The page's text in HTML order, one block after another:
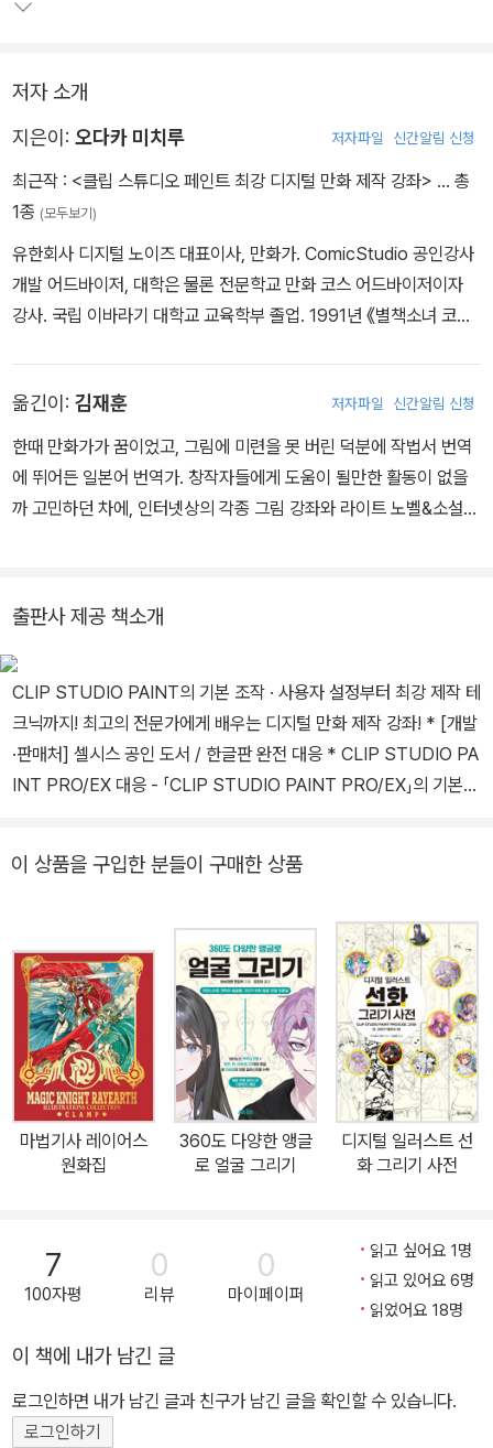
저자 소개
지은이: 오다카 미치루 저자파일 신간알림 신청
최근작 : <클립 스튜디오 페인트 최강 디지털 만화 제작 강좌> … 총
1종 (모두보기)
유한회사 디지털 노이즈 대표이사, 만화가. ComicStudio 공인강사
개발 어드바이저, 대학은 물론 전문학교 만화 코스 어드바이저이자
강사. 국립 이바라기 대학교 교육학부 졸업. 1991년 《별책소녀 코믹
강사로 근무. 디지털 코믹스, 작품 제작 등을 담당. 2003년부터 디지
털 노이즈 주최 프로 만화가, 동인 작가를 위한 디지털 코믹스 강좌의
주임 강사로 근무. 많은 주간 · 월간지에 작품을 연재하면서, 디지털
코믹스 작업 환경 도입 지원, 강의를 하고 있다. 2013년부터 문부과
옮긴이: 김재훈 저자파일 신간알림 신청
한때 만화가가 꿈이었고, 그림에 미련을 못 버린 덕분에 작법서 번역
에 뛰어든 일본어 번역가. 창작자들에게 도움이 될만한 활동이 없을
까 고민하던 차에, 인터넷상의 각종 그림 강좌와 라이트 노벨&소설
살리는 배경 그리기 노하우』, 『일러스트와 만화를 위한 구도 노하우』,
『캐릭터 그리기의 기본 법칙』, 『클립 스튜디오 페인트 최강 디지털 만
화 제작 강좌』, 『디지털 일러스트 인체 그리기 사전』, 『디지털 일러스
트 채색 사전』, 『최고의 건물과 거리를 그리는 기술』 등이 있다.
출판사 제공 책소개
CLIP STUDIO PAINT의 기본 조작 · 사용자 설정부터 최강 제작 테
크닉까지! 최고의 전문가에게 배우는 디지털 만화 제작 강좌! * [개발
·판매처] 셀시스 공인 도서 / 한글판 완전 대응 * CLIP STUDIO PA
INT PRO/EX 대응 - 「CLIP STUDIO PAINT PRO/EX」의 기본적
퓨터로 보다 효율적으로, 손 그림처럼 높은 퀼리티’로 표현할 수 있게
의 많은 부분을 기술적인 요소로 재분류했습니다. 이 책을 읽는다면
집중선이나 컷선, 투시도 등 많은 부분이 디지털 도구로 지원되는 만
큼 작업 시간을 단축하고, 그림의 완성도를 높일 수 있다는 점을 이해
하게 될 것입니다. 예술적인 요소와 달리 기술적인 요소로 접근하면
어떤 점이 달라질까요? 그렇다고 손으로만 그리던 시대의 작가성과
표현력을 잃어버릴 염려는 없습니다. 물론 개인의 역량으로 수작업으
로 그리는 방법에 비해 디지털 기술의 수혜를 최대한 활용하려면 기
술적으로 처리하는 데 적절한 도구를 선택하고, 수치를 설정하며, 정
O PAINT’입니다. 많은 아티스트들이 이 프로그램을 사용하고 있는
데 최근에야 한글판이 출시되었습니다. 이 책은 이 한글판을 반영하
여 출간하였습니다. 이 책은 ‘CLIP STUDIO PAINT PRO/EX’로
서 ‘CLIP STUDIO PAINT PRO/EX’로 제작 환경을 변경하려는 분
들을 대상으로 하는 책입니다. 또한 디지털 환경에서 작업하는 많은
아티스트들이 자신의 작품성이나 표현력을 제약 없이 효율적으로 표
이 상품을 구입한 분들이 구매한 상품
마법기사 레이어스
원화집
360도 다양한 앵글
로 얼굴 그리기
디지털 일러스트 선
화 그리기 사전
7
100자평
0
리뷰
0
마이페이퍼
읽고 싶어요 1명
읽고 있어요 6명
읽었어요 18명
이 책에 내가 남긴 글
로그인하면 내가 남긴 글과 친구가 남긴 글을 확인할 수 있습니다.
로그인하기